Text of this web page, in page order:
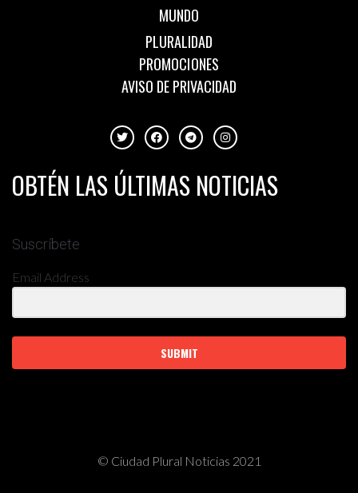
MUNDO
PLURALIDAD
PROMOCIONES
AVISO DE PRIVACIDAD
OBTÉN LAS ÚLTIMAS NOTICIAS
Suscríbete
Email Address
SUBMIT
© Ciudad Plural Noticias 2021